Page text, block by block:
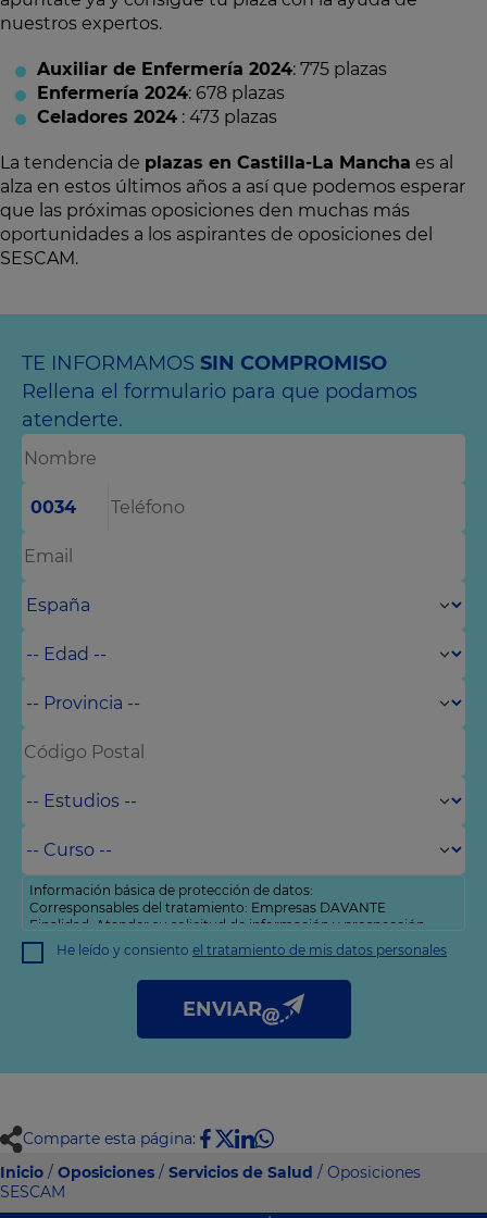
nuestros expertos.
Auxiliar de Enfermería 2024: 775 plazas
Enfermería 2024: 678 plazas
Celadores 2024 : 473 plazas
La tendencia de plazas en Castilla-La Mancha es al
alza en estos últimos años a así que podemos esperar
que las próximas oposiciones den muchas más
oportunidades a los aspirantes de oposiciones del
SESCAM.
TE INFORMAMOS SIN COMPROMISO
Rellena el formulario para que podamos
atenderte.
0034
Información básica de protección de datos:
Corresponsables del tratamiento: Empresas DAVANTE
Finalidad: Atender su solicitud de información y prospección
comercial
Derechos: Puede acceder, rectificar y suprimir sus datos, así
como otros derechos tal y como se explica en nuestra
He leído y consiento el tratamiento de mis datos personales
ENVIAR
Comparte esta página:
Inicio / Oposiciones / Servicios de Salud / Oposiciones
SESCAM